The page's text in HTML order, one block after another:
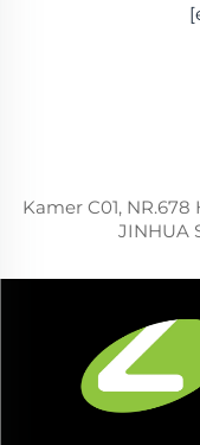
Kamer C01, NR.678
JINHUA